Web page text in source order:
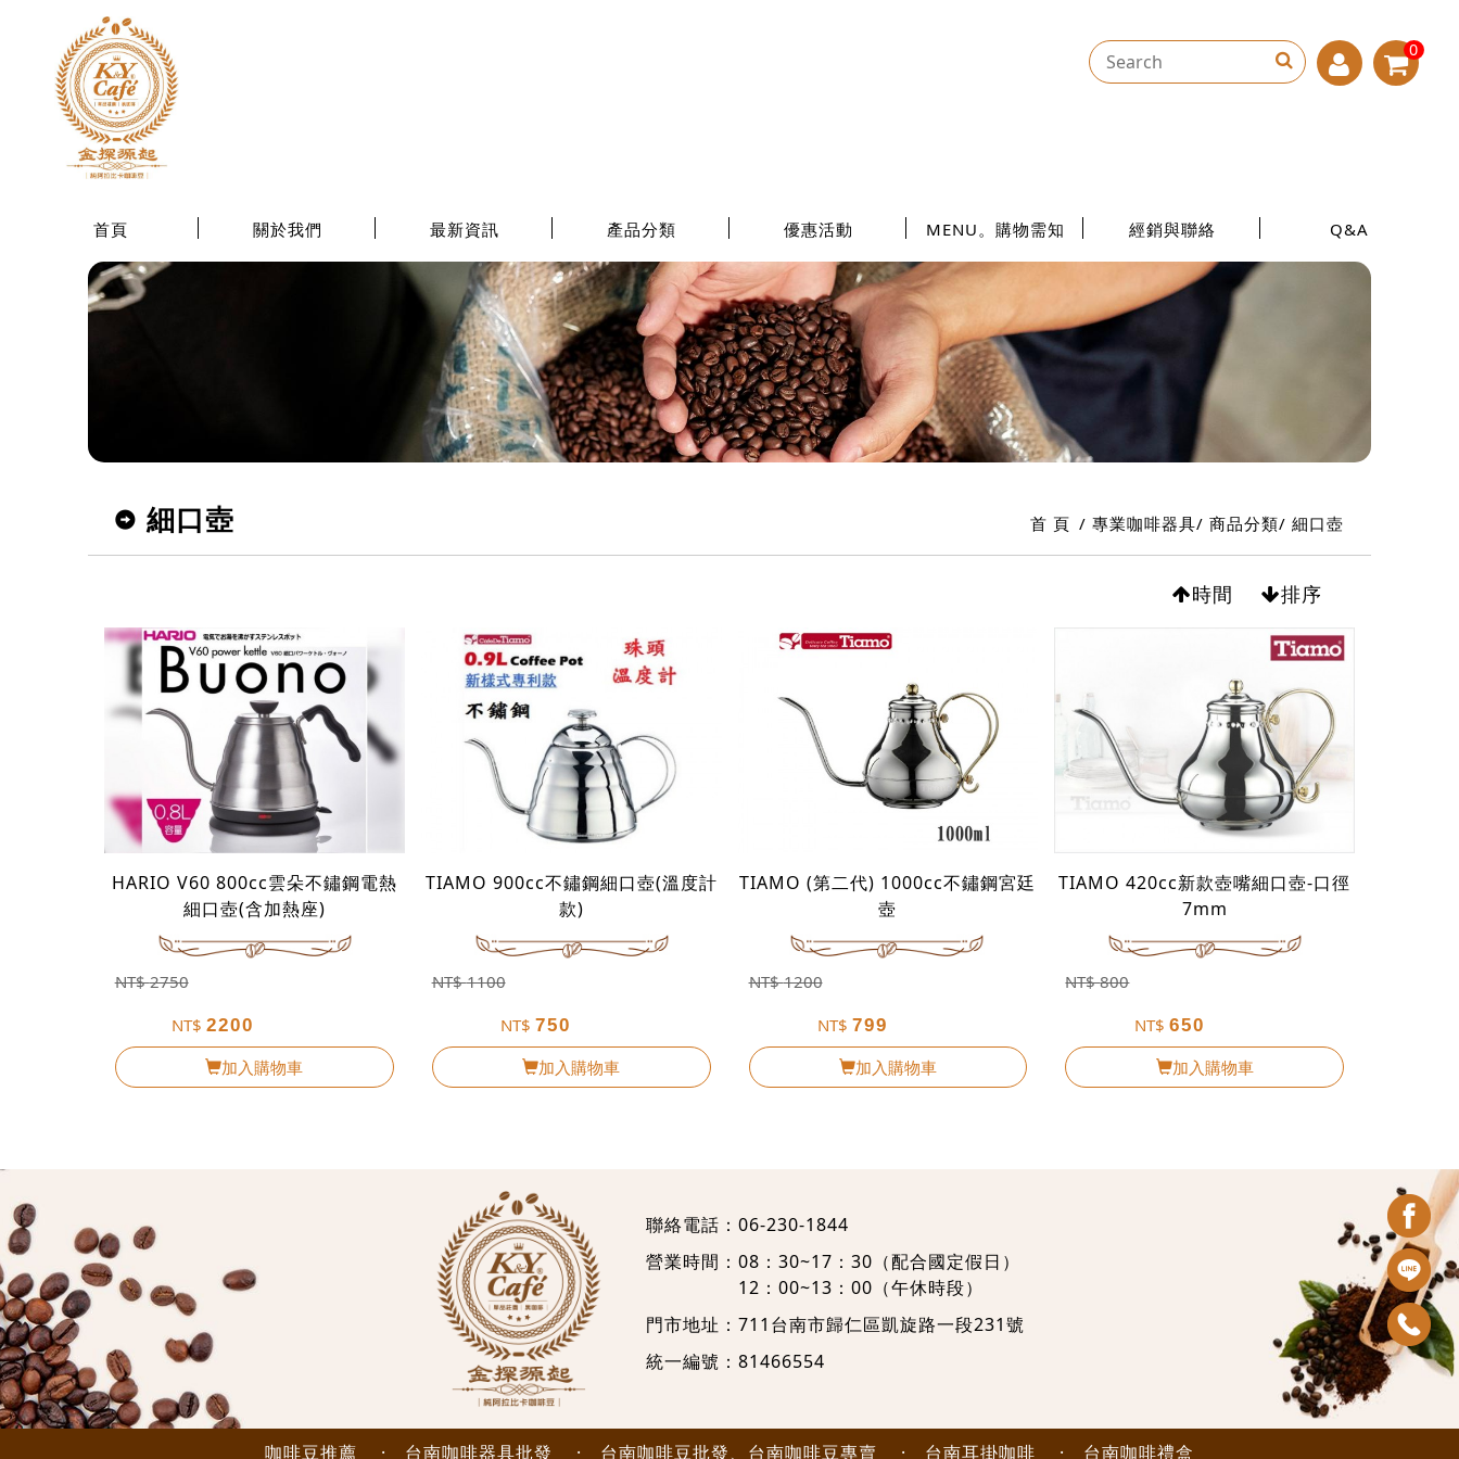
0
首頁 關於我們 最新資訊 產品分類 優惠活動 MENU。購物需知 經銷與聯絡 Q&A
細口壺 首 頁 專業咖啡器具 商品分類 細口壺
時間 排序
HARIO V60 800cc雲朵不鏽鋼電熱
細口壺(含加熱座)
NT$2750
NT$2200
加入購物車
TIAMO 900cc不鏽鋼細口壺(溫度計
款)
NT$1100
NT$750
加入購物車
TIAMO (第二代) 1000cc不鏽鋼宮廷
壺
NT$1200
NT$ 799
加入購物車
TIAMO 420cc新款壺嘴細口壺-口徑
7mm
NT$800
NT$ 650
加入購物車
聯絡電話：06-230-1844
營業時間：08：30~17：30（配合國定假日）
12：00~13：00（午休時段）
門市地址：711台南市歸仁區凱旋路一段231號
統一編號：81466554
咖啡豆推薦 · 台南咖啡器具批發 · 台南咖啡豆批發、台南咖啡豆專賣 · 台南耳掛咖啡 · 台南咖啡禮盒